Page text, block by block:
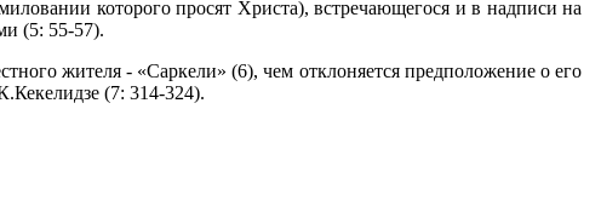
которого просят Христа), встречающегося и в надписи на
(5: 55-57).
жителя - «Саркели» (6), чем отклоняется предположение о его
(7: 314-324).